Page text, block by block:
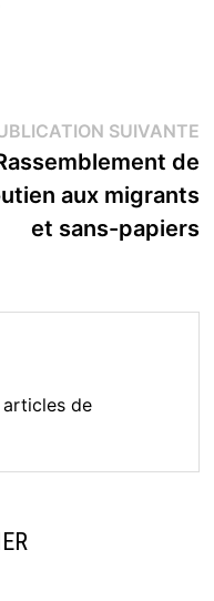
SUIVANTE
de
aux migrants
et sans-papiers
de